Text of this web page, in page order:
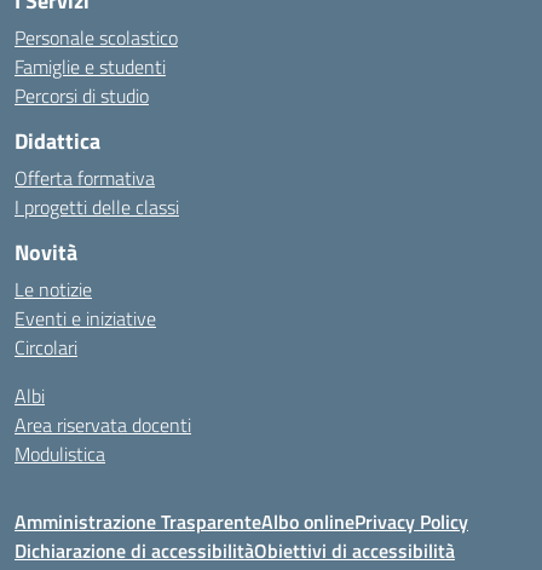
Personale scolastico
Famiglie e studenti
Percorsi di studio
Didattica
Offerta formativa
I progetti delle classi
Novità
Le notizie
Eventi e iniziative
Circolari
Albi
Area riservata docenti
Modulistica
Amministrazione TrasparenteAlbo onlinePrivacy Policy
Dichiarazione di accessibilitàObiettivi di accessibilità